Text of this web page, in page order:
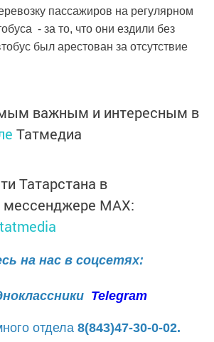
пассажиров на регулярном
- за то, что они ездили без
был арестован за отсутствие
важным и интересным в
Татмедиа
Татарстана в
мессенджере MАХ:
на нас в соцсетях:
Telegram
отдела 8(843)47-30-0-02.